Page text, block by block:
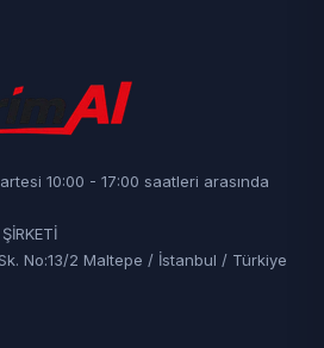
10:00 - 17:00 saatleri arasında
No:13/2 Maltepe / İstanbul / Türkiye